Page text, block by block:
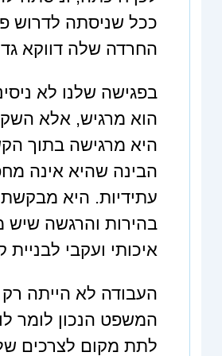
ככל שניסתה לדרוש
החרדה שלה דווקא
בפגישה שלנו לא
הוא מרגיש, אלא
היא מרגישה בתוך
הבינה שהיא אינה
עתידיות. היא מבקשת
בהירות והרגשה שיש
איכותי ועקבי לבניית
העבודה לא הייתה
המשפט הנכון לומר
לתת מקום לצרכים